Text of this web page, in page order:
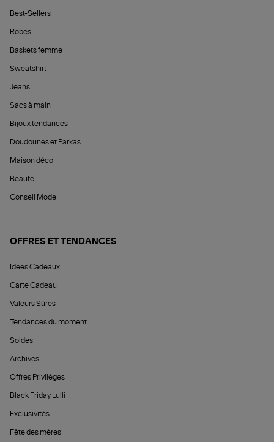
Best-Sellers
Robes
Baskets femme
Sweatshirt
Jeans
Sacs à main
Bijoux tendances
Doudounes et Parkas
Maison déco
Beauté
Conseil Mode
OFFRES ET TENDANCES
Idées Cadeaux
Carte Cadeau
Valeurs Sûres
Tendances du moment
Soldes
Archives
Offres Privilèges
Black Friday Lulli
Exclusivités
Fête des mères